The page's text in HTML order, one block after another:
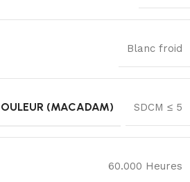
Blanc froid
(MACADAM) SDCM ≤ 5
60.000 Heures